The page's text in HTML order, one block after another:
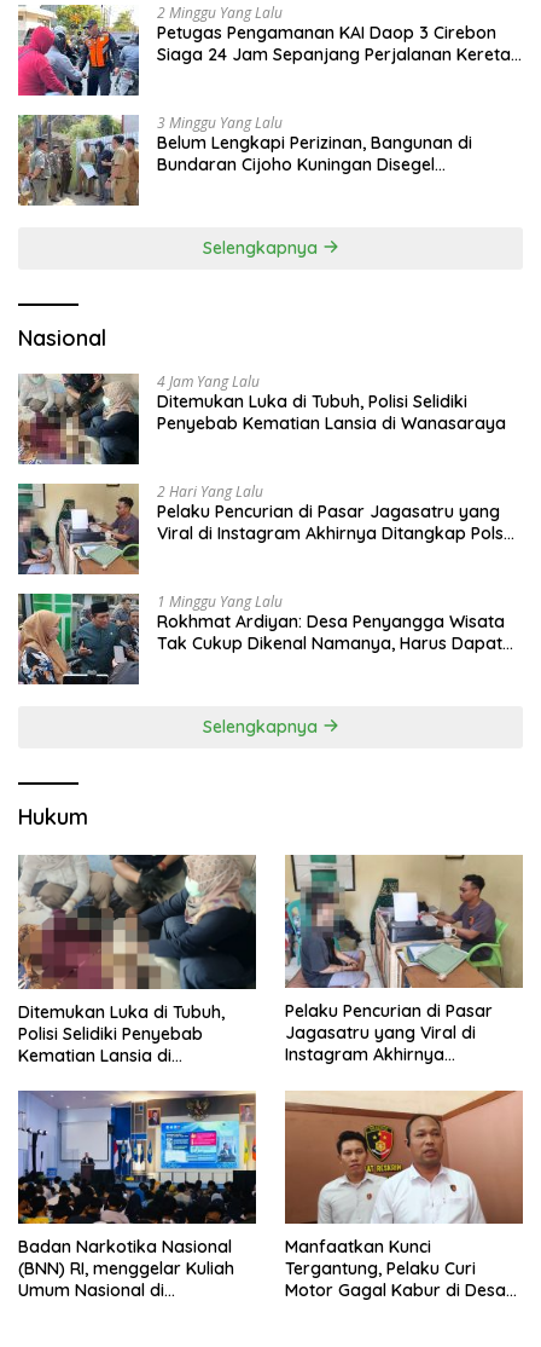
2 Minggu Yang Lalu
Petugas Pengamanan KAI Daop 3 Cirebon
Siaga 24 Jam Sepanjang Perjalanan Kereta
3 Minggu Yang Lalu
Belum Lengkapi Perizinan, Bangunan di
Bundaran Cijoho Kuningan Disegel
Selengkapnya
Nasional
4 Jam Yang Lalu
Ditemukan Luka di Tubuh, Polisi Selidiki
Penyebab Kematian Lansia di Wanasaraya
2 Hari Yang Lalu
Pelaku Pencurian di Pasar Jagasatru yang
Viral di Instagram Akhirnya Ditangkap Polsek
1 Minggu Yang Lalu
Rokhmat Ardiyan: Desa Penyangga Wisata
Tak Cukup Dikenal Namanya, Harus Dapat
Selengkapnya
Hukum
Ditemukan Luka di Tubuh,
Polisi Selidiki Penyebab
Kematian Lansia di
Pelaku Pencurian di Pasar
Jagasatru yang Viral di
Instagram Akhirnya
Badan Narkotika Nasional
(BNN) RI, menggelar Kuliah
Umum Nasional di
Manfaatkan Kunci
Tergantung, Pelaku Curi
Motor Gagal Kabur di Desa